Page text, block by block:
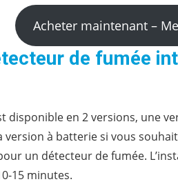
Acheter maintenant –
de fumée
disponible en 2 versions, une
version à batterie si vous
un détecteur de fumée.
15 minutes.